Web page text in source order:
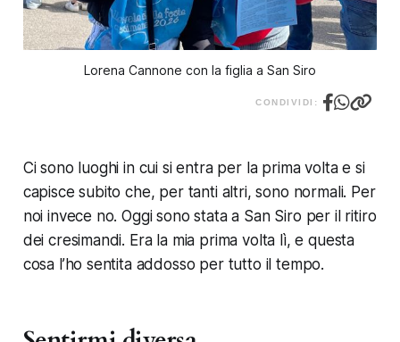
Lorena Cannone con la figlia a San Siro
CONDIVIDI:
Ci sono luoghi in cui si entra per la prima volta e si
capisce subito che, per tanti altri, sono normali. Per
noi invece no. Oggi sono stata a San Siro per il ritiro
dei cresimandi. Era la mia prima volta lì, e questa
cosa l’ho sentita addosso per tutto il tempo.